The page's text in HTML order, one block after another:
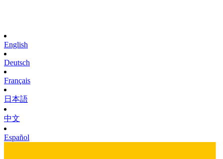
English
Deutsch
Français
日本語
中文
Español